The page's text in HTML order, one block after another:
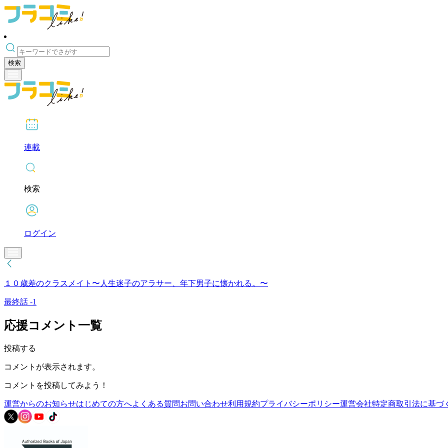
検索
連載
検索
ログイン
１０歳差のクラスメイト〜人生迷子のアラサー、年下男子に懐かれる。〜
最終話 -1
応援コメント一覧
投稿する
コメントが表示されます。
コメントを投稿してみよう！
運営からのお知らせはじめての方へよくある質問お問い合わせ利用規約プライバシーポリシー運営会社特定商取引法に基づ